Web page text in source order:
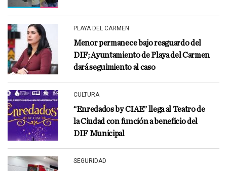
PLAYA DEL CARMEN
Menor permanece bajo resguardo del
DIF; Ayuntamiento de Playa del Carmen
dará seguimiento al caso
CULTURA
“Enredados by CIAE” llega al Teatro de
la Ciudad con función a beneficio del
DIF Municipal
SEGURIDAD